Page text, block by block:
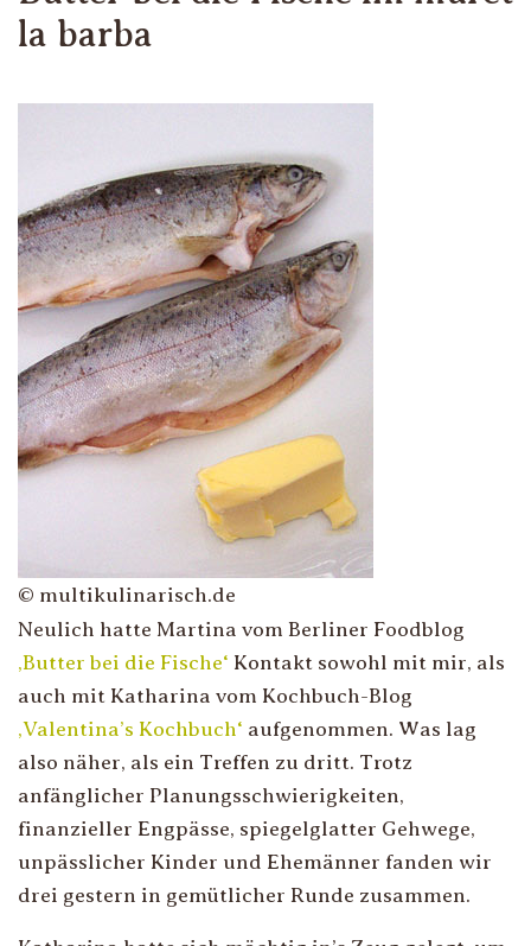
la barba
© multikulinarisch.de
Neulich hatte Martina vom Berliner Foodblog
‚Butter bei die Fische‘ Kontakt sowohl mit mir, als
auch mit Katharina vom Kochbuch-Blog
‚Valentina’s Kochbuch‘ aufgenommen. Was lag
also näher, als ein Treffen zu dritt. Trotz
anfänglicher Planungsschwierigkeiten,
finanzieller Engpässe, spiegelglatter Gehwege,
unpässlicher Kinder und Ehemänner fanden wir
drei gestern in gemütlicher Runde zusammen.